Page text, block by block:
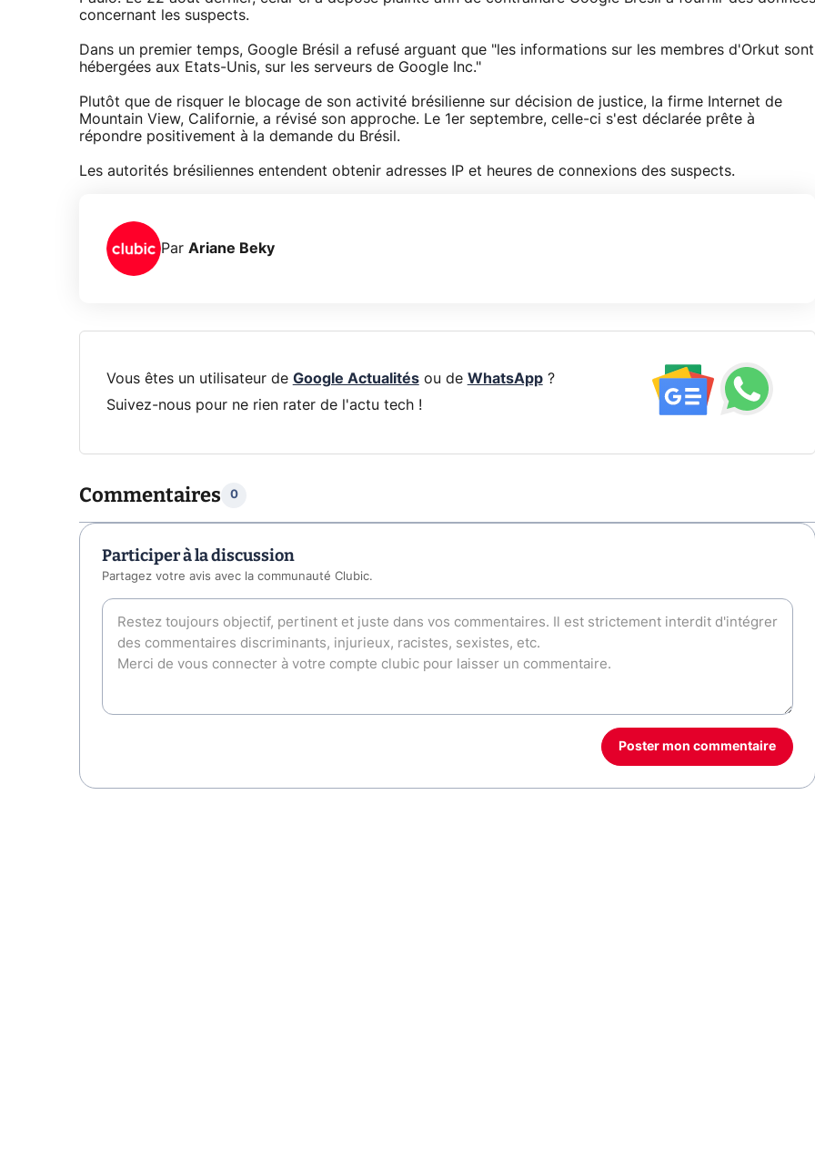
concernant les suspects.
Dans un premier temps, Google Brésil a refusé arguant que "les informations sur les membres d'Orkut sont
hébergées aux Etats-Unis, sur les serveurs de Google Inc."
Plutôt que de risquer le blocage de son activité brésilienne sur décision de justice, la firme Internet de
Mountain View, Californie, a révisé son approche. Le 1er septembre, celle-ci s'est déclarée prête à
répondre positivement à la demande du Brésil.
Les autorités brésiliennes entendent obtenir adresses IP et heures de connexions des suspects.
Par Ariane Beky
Vous êtes un utilisateur de Google Actualitésou de WhatsApp?
Suivez-nous pour ne rien rater de l'actu tech !
Commentaires 0
Participer à la discussion
Partagez votre avis avec la communauté Clubic.
Poster mon commentaire